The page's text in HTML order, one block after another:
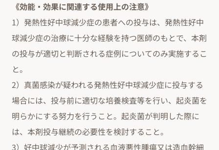
《効能・効果に関連する使用上の注意》
1）発熱性好中球減少症の患者への投与は、発熱性好中
球減少症の治療に十分な経験を持つ医師のもとで、本剤
の投与が適切と判断される症例についてのみ実施するこ
と。
2）真菌感染が疑われる発熱性好中球減少症に投与する
場合には、投与前に適切な培養検査等を行い、起炎菌を
明らかにする努力を行うこと。起炎菌が判明した際に
は、本剤投与継続の必要性を検討すること。
3）好中球減少が予測される血液悪性腫瘍又は造血幹細